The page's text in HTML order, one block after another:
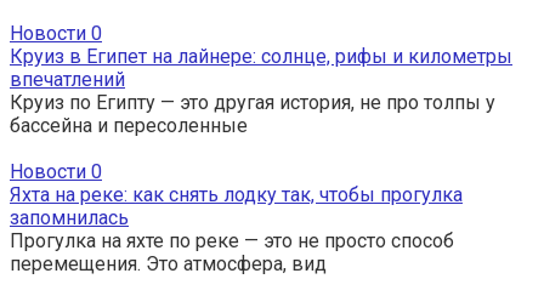
Новости 0
Круиз в Египет на лайнере: солнце, рифы и километры
впечатлений
Круиз по Египту — это другая история, не про толпы у
бассейна и пересоленные
Новости 0
Яхта на реке: как снять лодку так, чтобы прогулка
запомнилась
Прогулка на яхте по реке — это не просто способ
перемещения. Это атмосфера, вид